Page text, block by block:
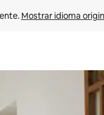
Mostrar idioma